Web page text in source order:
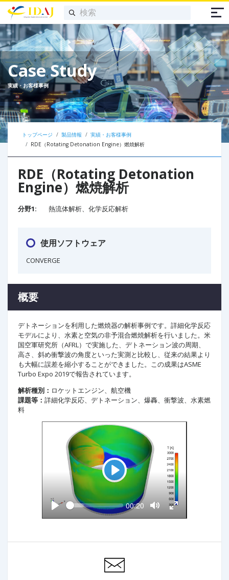
Case Study
実績・お客様事例
トップページ 製品情報
実績・お客様事例
RDE（Rotating Detonation Engine）燃焼解析
RDE（Rotating Detonation
Engine）燃焼解析
分野1: 熱流体解析、化学反応解析
使用ソフトウェア
CONVERGE
概要
デトネーションを利用した燃焼器の解析事例です。詳細化学反応
モデルにより、水素と空気の非予混合燃焼解析を行いました。米
国空軍研究所（AFRL）で実施した、デトネーション波の周期、
高さ、斜め衝撃波の角度といった実測と比較し、従来の結果より
も大幅に誤差を縮小することができました。この成果はASME
Turbo Expo 2019で報告されています。
解析種別： ロケットエンジン、航空機
課題等： 詳細化学反応、デトネーション、爆轟、衝撃波、水素燃
料
P
l
a
y
l
S
e
e
C
u
r
n
00:20
o
l
o
l